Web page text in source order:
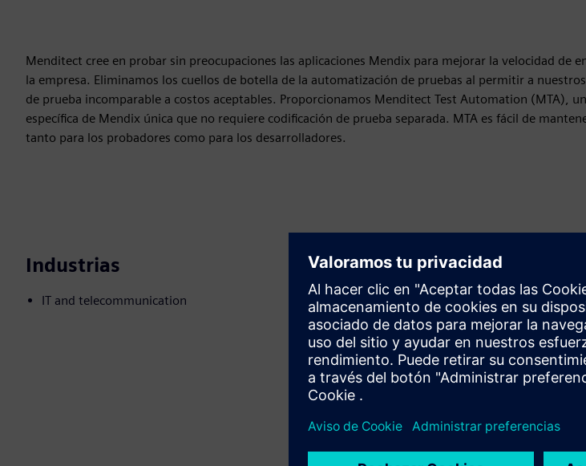
Menditect cree en probar sin preocupaciones las aplicaciones Mendix para mejorar la velocidad de
la empresa. Eliminamos los cuellos de botella de la automatización de pruebas al permitir a
de prueba incomparable a costos aceptables. Proporcionamos Menditect Test Automation (MTA),
específica de Mendix única que no requiere codificación de prueba separada. MTA es fácil de
tanto para los probadores como para los desarrolladores.
Industrias
IT and telecommunication
Movimiento
Build
Amplía o se basa en un producto o
Xcelerator mediante la creación de
crea una nueva solución para el
integración del producto Siemens